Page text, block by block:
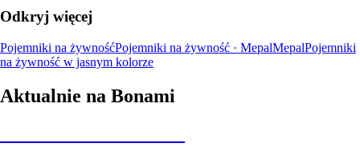
Odkryj więcej
Pojemniki na żywnośćPojemniki na żywność · MepalMepalPojemniki
na żywność w jasnym kolorze
Aktualnie na Bonami